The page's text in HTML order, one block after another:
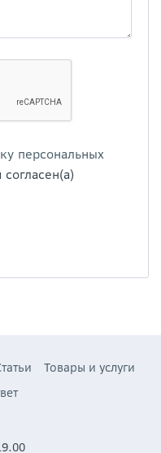
персональных
Товары и услуги